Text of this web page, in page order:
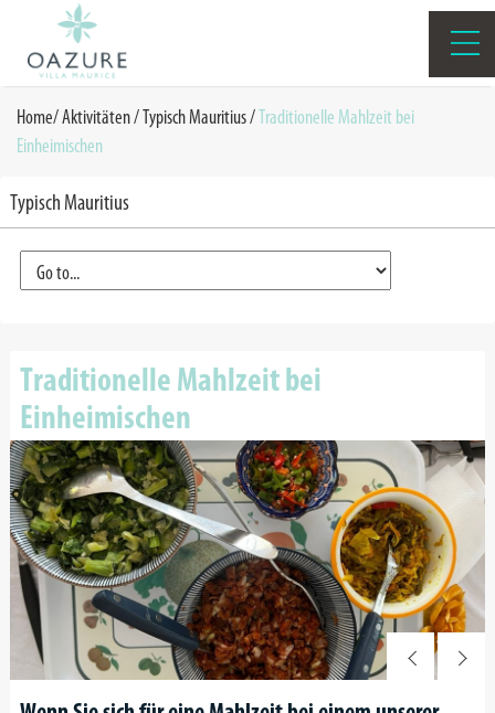
Home/Aktivitäten/Typisch Mauritius/Traditionelle Mahlzeit bei
Einheimischen
Typisch Mauritius
Traditionelle Mahlzeit bei
Einheimischen